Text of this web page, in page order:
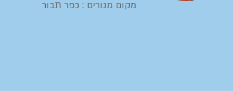
מקום מגורים : כפר תבור